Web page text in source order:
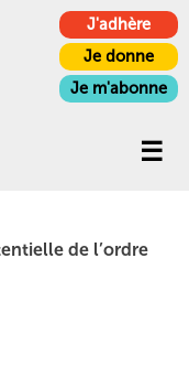
J'adhère
Je donne
Je m'abonne
de l’ordre